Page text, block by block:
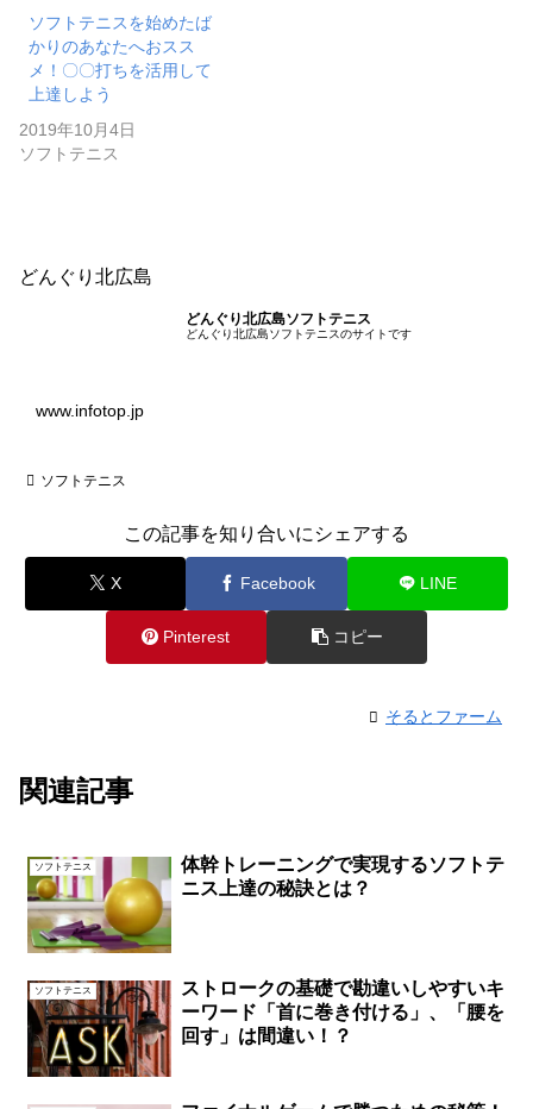
ソフトテニスを始めたば
かりのあなたへおスス
メ！〇〇打ちを活用して
上達しよう
2019年10月4日
ソフトテニス
どんぐり北広島
どんぐり北広島ソフトテニス
どんぐり北広島ソフトテニスのサイトです
www.infotop.jp
ソフトテニス
この記事を知り合いにシェアする
X Facebook LINE
Pinterest コピー
そるとファーム
関連記事
ソフトテニス
体幹トレーニングで実現するソフトテ
ニス上達の秘訣とは？
ソフトテニス
ストロークの基礎で勘違いしやすいキ
ーワード「首に巻き付ける」、「腰を
回す」は間違い！？